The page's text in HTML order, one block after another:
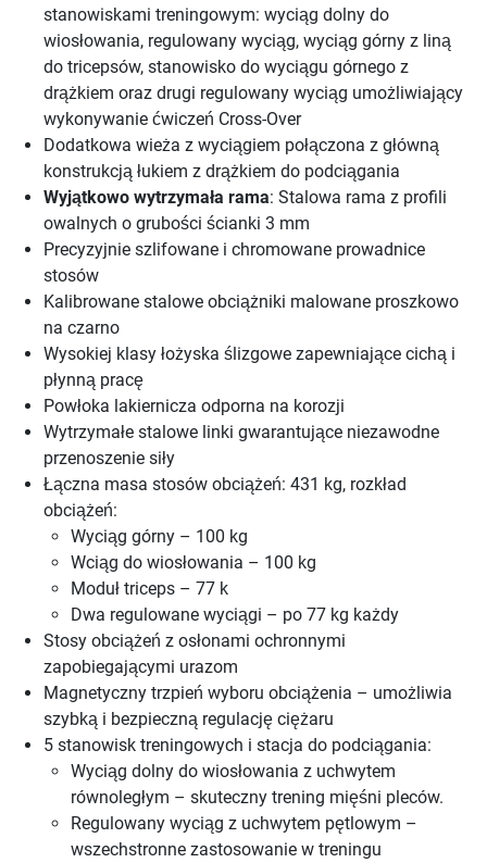
stanowiskami treningowym: wyciąg dolny do
wiosłowania, regulowany wyciąg, wyciąg górny z liną
do tricepsów, stanowisko do wyciągu górnego z
drążkiem oraz drugi regulowany wyciąg umożliwiający
wykonywanie ćwiczeń Cross-Over
Dodatkowa wieża z wyciągiem połączona z główną
konstrukcją łukiem z drążkiem do podciągania
Wyjątkowo wytrzymała rama: Stalowa rama z profili
owalnych o grubości ścianki 3 mm
Precyzyjnie szlifowane i chromowane prowadnice
stosów
Kalibrowane stalowe obciążniki malowane proszkowo
na czarno
Wysokiej klasy łożyska ślizgowe zapewniające cichą i
płynną pracę
Powłoka lakiernicza odporna na korozji
Wytrzymałe stalowe linki gwarantujące niezawodne
przenoszenie siły
Łączna masa stosów obciążeń: 431 kg, rozkład
obciążeń:
Wyciąg górny – 100 kg
Wciąg do wiosłowania – 100 kg
Moduł triceps – 77 k
Dwa regulowane wyciągi – po 77 kg każdy
Stosy obciążeń z osłonami ochronnymi
zapobiegającymi urazom
Magnetyczny trzpień wyboru obciążenia – umożliwia
szybką i bezpieczną regulację ciężaru
5 stanowisk treningowych i stacja do podciągania:
Wyciąg dolny do wiosłowania z uchwytem
równoległym – skuteczny trening mięśni pleców.
Regulowany wyciąg z uchwytem pętlowym –
wszechstronne zastosowanie w treningu